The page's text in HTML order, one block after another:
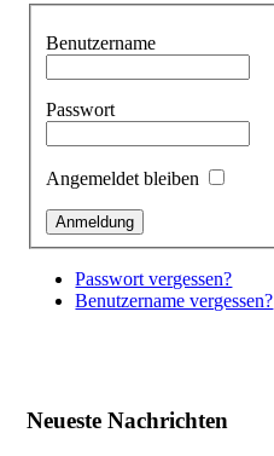
Benutzername
Passwort
Angemeldet bleiben
Passwort vergessen?
Benutzername vergessen?
Neueste Nachrichten